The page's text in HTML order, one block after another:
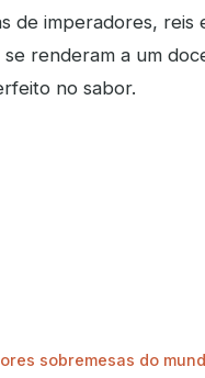
de imperadores, reis
renderam a um
no sabor.
sobremesas do